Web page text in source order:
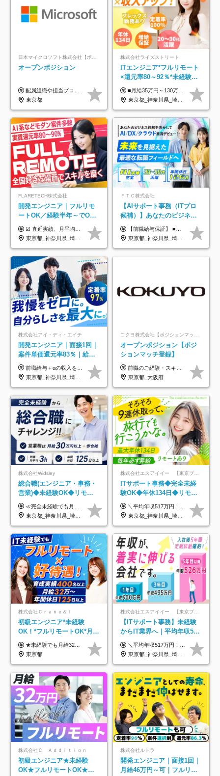
日本マイクロソフト株式会社【ポジションマッチ登録】
オープンポジション
配属組織や担当プロジェクトにより異なります。 ▼参考情報 ----------------------- 年俸650万～（1/12を月々支給） ※経験、能力を考慮の上、当社規定により優遇いたします。 ※時間外、休日出勤、深夜手当に対する賃金も基本年俸に含みます。
東京都
株式会社ライズストリート
ITエンジニア*フルリモート
×還元率80～92％*未経験歓
迎*年休134日*月給35万～*
定着率100%
■月給35万円～130万円＋賞与年2回＋各種手当 ※システムエンジニアの経験をお持ちの方は月給41万円以上＋賞与年2回（108万円～）＋手当 ■単価（年収）アップのチャンスは最大年12回 ※残業代は1分単位で100％全額支給。サービス残業などは一切ありません ※試用期間6ヵ月（試用期間中の待遇・給与に差はありません）
東京都_神奈川県_埼玉県_千葉県_大阪府_愛知県_北海道_青森県_岩手県_宮城県_秋田県_山形県_福島県_茨城県_栃木県_群馬県_新潟県_山梨県_長野県_富山県_石川県_福井県_静岡県_岐阜県_三重県_兵庫県_京都府_滋賀県_奈良県_和歌山県_広島県_岡山県_鳥取県_島根県_山口県_徳島県_香川県_愛媛県_高知県_福岡県_熊本県_佐賀県_長崎県_大分県_宮崎県_鹿児島県_沖縄県
FLARETECH株式会社
開発エンジニア｜フルリモ
ートOK／経験半年～でOK
／実質還元率80～90%／前
給保証／AI系など最先端案
件多数
☑︎ 直近実績、月平均17,000円の昇給 ☑︎ 前職給与100%保証 ☑︎ 実質還元率80～90% ☑︎ 待機時も給与は満額支給 月給35万円～70万円＋交通費など各種手当 ※想定年収：4,200,000円～10,560,000円 ※経験・能力等を考慮の上で決定します。 ※上記金額には、みなし残業手当（50時間分・104,000円～212,000円）を含みます。超過分は別途追加支給します。 ┗残業時間は月平均10時間、多い時でも20時間程度と安定しております ★単価連動型の給与体系ではないため、万が一待機になってもその間の給与は満額支給しています。 ＜1年間の昇給事例をご紹介！＞ ・20代/フロントエンドエンジニア：月給274,000円→月給362,000円（＋88,000円/月） ・20代/iOSエンジニア：月給237,000円→月給287,000円（＋50,000円/月） ・20代/Androidエンジニア：月給316,000円→月給374,000円（＋58,000円/月） ・30代/Javaエンジニア（上流）：月給340,000円→月給418,000円（＋78,000円/月） ・30代/PMO：月給340,000円→月給418,000円（＋78,000円/月）
東京都_神奈川県_埼玉県_千葉県_大阪府_愛知県_北海道_青森県_岩手県_宮城県_秋田県_山形県_福島県_茨城県_栃木県_群馬県_新潟県_山梨県_長野県_富山県_石川県_福井県_静岡県_岐阜県_三重県_兵庫県_京都府_滋賀県_奈良県_和歌山県_広島県_岡山県_鳥取県_島根県_山口県_徳島県_香川県_愛媛県_高知県_福岡県_熊本県_佐賀県_長崎県_大分県_宮崎県_鹿児島県_沖縄県
ＦＴＣ株式会社
【AIサポート事務（ITプロ
候補）】あなたのビジネス
経験をAI業界で活かす◆IT
未経験OK◆目指せるコンサ
ル
【前職給与保証】 ■未経験者： 月給30万円～35万円 ■ローキャリア（経験目安1年程度）： 月給35万円～40万円 ■経験者（経験目安3年以上）： 月給40万円～60万円 ■即戦力（経験目安5年以上）： 月給45万円～80万円 ※上記金額には固定残業代30時間分 【未経験者5万5000円～7万3000円、 ローキャリア6万4000円～7万3000円、 経験者5万8000円～10万9000円、 即戦力8万2000円～14万5000円】を含みます。 ※30時間を超える場合は追加で全額支給します。 ※経験・能力・前職給与などを総合的に評価したうえでご納得いただけるよう個別決定。 未経験者の場合、前職給与とポテンシャルを査定のうえ決定いたします。 ※日本国内でのIT業界経験、または同等の実務経験と能力に応じて決定します。 ※前職給与は日本円かつ、日本国内での実績に基づき評価します。 【納得の評価システム】 ★クォーター毎に査定する評価制度導入！ 明確な評価基準で翌年度年収を上げましょう！ ★評価対象期間に在籍中のほとんどの社員が昇給し 年収アップを実現しています！ ★様々なインセンティブ制度を用意し多角的に正当評価しています！ ※試用期間6カ月（期間中の待遇等に差異なし）
東京都_神奈川県_埼玉県_千葉県
株式会社アイ・ディ・エイチ
開発エンジニア｜面接1回｜
案件単価還元率83％｜給与
UP保証｜年休140日｜在宅
利用率9割｜独立支援・副業
制度
前職給与＋αの収入を保証 月給42万円～120万円＋各種手当＋賞与 給与基準が明確かつ高還元です。 一人ひとりが安定した環境のもと、長く活躍できる職場を目指しています。 ※平均年収650万円 ・還元率83％ ・各種手当について 職能手当／職務手当／資格手当／営業手当 など ※前職での経験・能力、給与などを考慮の上、当社規定により優遇いたします ※試用期間あり（3ヶ月／期間中の条件に変動はありません） ※上記金額には固定残業代（78,948円～225,564円/月30時間分）を含みます 超過分は別途全額支給いたします ・年収UPを保証 過去には転職時に〈年収200万円UP〉したエンジニアも在籍しています。入社時だけでなく、入社後も安心の給与水準で働ける環境です。キャリアや技術力が正当に評価されていないと感じていたら、一度面接でお話ししましょう！ 当社では管理職の人数は最低限にし、無駄な管理をしません。その費用削減分を社員の給与に還元しています！
東京都_神奈川県_埼玉県_千葉県_大阪府_愛知県_北海道_青森県_岩手県_宮城県_秋田県_山形県_福島県_茨城県_栃木県_群馬県_新潟県_山梨県_長野県_富山県_石川県_福井県_静岡県_岐阜県_三重県_兵庫県_京都府_滋賀県_奈良県_和歌山県_広島県_岡山県_鳥取県_島根県_山口県_徳島県_香川県_愛媛県_高知県_福岡県_熊本県_佐賀県_長崎県_大分県_宮崎県_鹿児島県_沖縄県
オープンポジション【ポジ
ションマッチ登録】
前職のご経験・スキル等を考慮して決定します。
東京都_大阪府
株式会社Widsley
総合職(エンジニア・事務・
営業)◆未経験OK◆リモー
トあり◆残業月3h◆服装髪
型自由
≪完全未経験でも月給40万円以上も可能です！≫ -------------- 【1】ITエンジニア 月給26万円～50万円＋プロジェクト手当＋資格手当 【2】IT事務、営業事務 月給26万円～50万円＋プロジェクト手当＋資格手当 ≪【1】【2】共通≫ ★上記給与には固定残業代20時間分(月3万719円～)を含みます。残業が超過した場合は、追加支給します(残業は月平均3時間とほぼ発生しません。残業がなくても、固定残業代は支給されます) ★試用期間6ヵ月あり（期間中は月給23万1000円～。固定残業代20時間分3万719円～を含む／超過分は別途支給） -------------- 【3】SES営業、SaaS営業 月給30万円以上＋インセンティブ＋各種手当 ★上記給与には固定残業代45時間分(月7万6967円～)を含みます。残業が超過した場合は、追加支給します(残業は月平均3時間とほぼ発生しません。残業がなくても、固定残業代は支給されます) ★試用期間6ヵ月あり(期間中も給与や福利厚生は同じです)
東京都_神奈川県_埼玉県_千葉県_大阪府_愛知県_北海道_青森県_岩手県_宮城県_秋田県_山形県_福島県_茨城県_栃木県_群馬県_新潟県_山梨県_長野県_富山県_石川県_福井県_静岡県_岐阜県_三重県_兵庫県_京都府_滋賀県_奈良県_和歌山県_広島県_岡山県_鳥取県_島根県_山口県_徳島県_香川県_愛媛県_高知県_福岡県_熊本県_佐賀県_長崎県_大分県_宮崎県_鹿児島県_沖縄県
株式会社エスアイイー 【東京プロマーケット上場】
ITサポート事務◆完全未経
験OK◆年休134日◆リモー
トOK◆残業月7h以下◆賞与
年3回◆5年目まで必ず昇給
＼平均年収517万円！入社5年目まで毎年必ず昇給／ ■賞与年3回 ■年収800万円以上も可 ■入社3年以上の平均年収469.2万円 月給23万2000円以上＋賞与年3回＋各種手当 ☆入社5年目まで最大1万5000円の定期昇給を確約 ┃各種手当充実 ・規定の資格を取得すれば、2000円～5万円を毎月支給（2万4000円～60万円／年） ・研修中に取得した取得率95％の資格でも研修後の給料UP ※月給は年齢・経験・能力を考慮して、優遇いたします ※上記月給金額は固定残業代（20時間/3万1300円円以上）を含み、超過分は別途支給いたします ※試用期間（6ヶ月）は月給に変動はありますが、その他待遇に差異はありません ├入社後1ヶ月～3ヶ月間は、月給20万1900円となります └上記金額は固定残業代（10時間／1万6000円）を含み、超過分は別途支給いたします
東京都_神奈川県_埼玉県_千葉県_大阪府_愛知県_北海道_青森県_岩手県_宮城県_秋田県_山形県_福島県_茨城県_栃木県_群馬県_新潟県_山梨県_長野県_富山県_石川県_福井県_静岡県_岐阜県_三重県_兵庫県_京都府_滋賀県_奈良県_和歌山県_広島県_岡山県_鳥取県_島根県_山口県_徳島県_香川県_愛媛県_高知県_福岡県_熊本県_佐賀県_長崎県_大分県_宮崎県_鹿児島県_沖縄県
株式会社Ｃｒａｎｅ＆Ｉ
初級エンジニア*未経験
OK！*フルリモートOK*月給
32万～*残業月9.8h*1ヶ月の
研修*資格取得率100％
★未経験でも月給32万円スタート★ 月収32万円～35万円＋各種手当（資格手当だけで毎月15万の上乗せ実績あり！） ★資格手当豊富！1資格につき最大3万円支給 ★功績手当の導入で、毎月のお給与に上乗せで最大10万円支給している社員も！ ★1回の昇級で年収数十万UPも可 ★ゆくゆくは年収1000万以上も目指せる 年俸384万円～1,162万8,000円（12分割） ※経験・スキルを考慮の上決定します ※上記金額には固定残業代（月30h分・60,800円～66,500円）を含みます ※超過分は別途全額支給します ※試用期間2ヶ月間あり（その他待遇に差異はありません）
東京都
株式会社エスアイイー 【東京プロマーケット上場】
【ITサポート事務】未経験
からIT業界へ｜平均年収517
万円｜ホワイト企業認定｜
年休134日｜リモートOK
＼平均年収517万円！入社5年目まで毎年必ず昇給／ ■賞与年3回 ■年収800万円以上も可 ■入社3年以上の平均年収469.2万円 月給23万2000円以上＋賞与年3回＋各種手当 ☆入社5年目まで最大1万5000円の定期昇給を確約 ┃各種手当充実 ・規定の資格を取得すれば、2000円～5万円を毎月支給（2万4000円～60万円／年） ・研修中に取得した取得率95％の資格でも研修後の給料UP ※月給は年齢・経験・能力を考慮して、優遇いたします ※上記月給金額は固定残業代（20時間/3万1300円円以上）を含み、超過分は別途支給いたします ※試用期間（6ヶ月）は月給に変動はありますが、その他待遇に差異はありません ├入社後1ヶ月～3ヶ月間は、月給20万1900円となります └上記金額は固定残業代（10時間／1万6000円）を含み、超過分は別途支給いたします
東京都_神奈川県_埼玉県_千葉県_大阪府_愛知県_北海道_青森県_岩手県_宮城県_秋田県_山形県_福島県_茨城県_栃木県_群馬県_新潟県_山梨県_長野県_富山県_石川県_福井県_静岡県_岐阜県_三重県_兵庫県_京都府_滋賀県_奈良県_和歌山県_広島県_岡山県_鳥取県_島根県_山口県_徳島県_香川県_愛媛県_高知県_福岡県_熊本県_佐賀県_長崎県_大分県_宮崎県_鹿児島県_沖縄県
株式会社Ｃ Ａｄｄｉｔｉｏｎ
初級エンジニア★未経験
OK★フルリモートOK★月
株式会社ルトラ
開発エンジニア｜面接1回｜
月給46万円～可｜フルリモ